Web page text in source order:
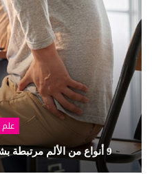
9 أنواع من الألم مرتبطة بشكل مباشر بحالتك العاطفية